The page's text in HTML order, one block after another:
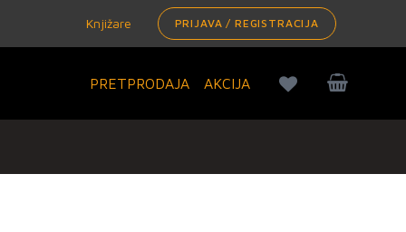
Knjižare PRIJAVA / REGISTRACIJA
PRETPRODAJA AKCIJA